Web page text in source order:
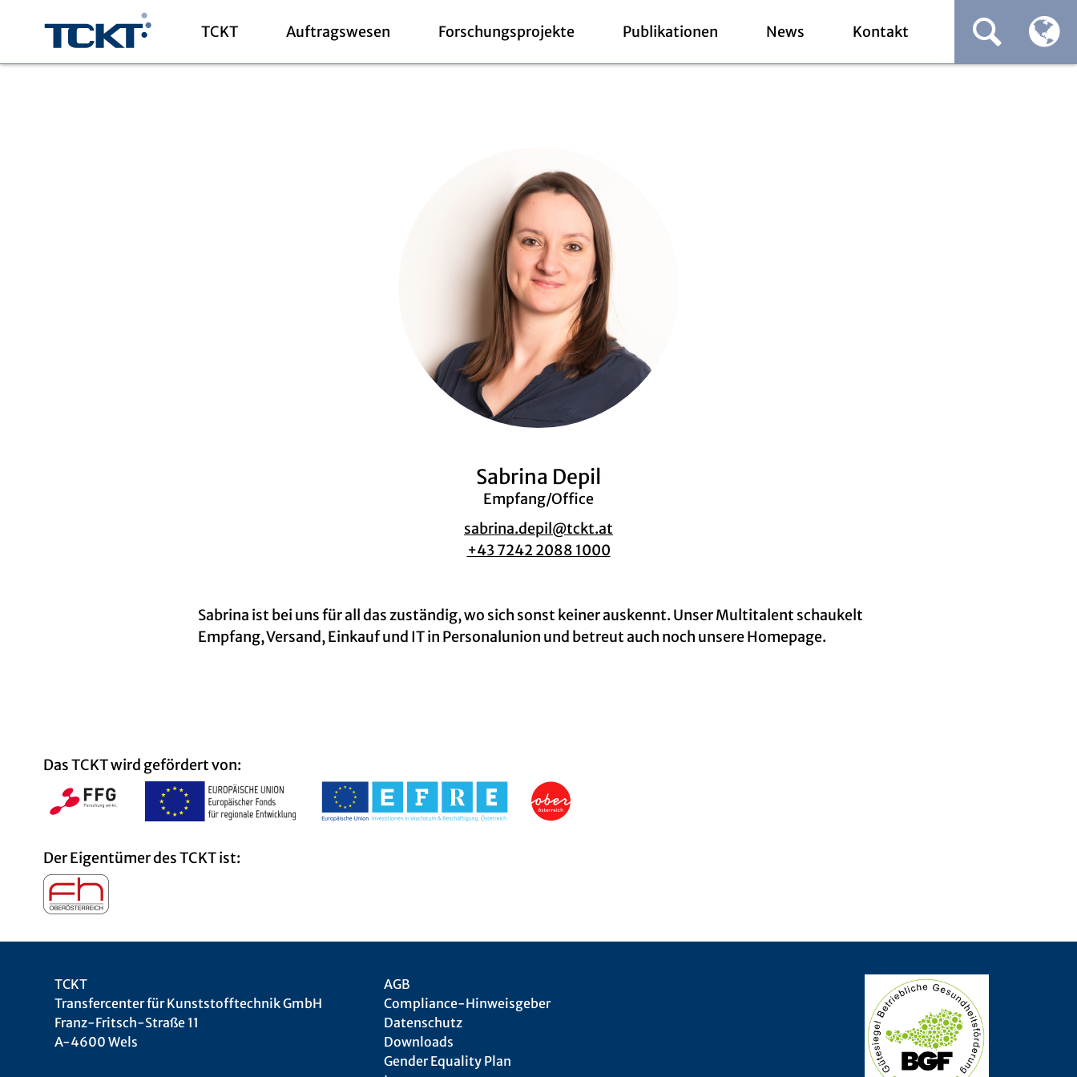
TCKT Auftragswesen Forschungsprojekte Publikationen News Kontakt
Sabrina Depil
Empfang/Office
sabrina.depil@tckt.at
+43 7242 2088 1000
Sabrina ist bei uns für all das zuständig, wo sich sonst keiner auskennt. Unser Multitalent schaukelt
Empfang, Versand, Einkauf und IT in Personalunion und betreut auch noch unsere Homepage.
Das TCKT wird gefördert von:
Der Eigentümer des TCKT ist:
TCKT
Transfercenter für Kunststofftechnik GmbH
Franz-Fritsch-Straße 11
A-4600 Wels
AGB
Compliance-Hinweisgeber
Datenschutz
Downloads
Gender Equality Plan